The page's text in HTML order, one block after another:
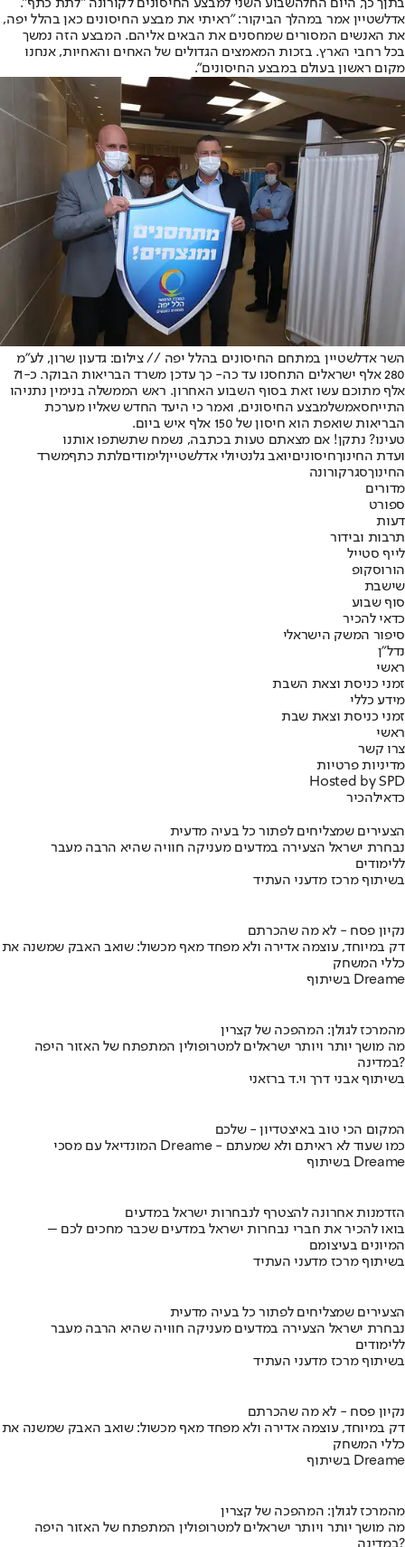
בתןך כך, היום החלהשבוע השני למבצע החיסונים לקורונה "לתת כתף".
אדלשטיין אמר במהלך הביקור: "ראיתי את מבצע החיסונים כאן בהלל יפה,
את האנשים המסורים שמחסנים את הבאים אליהם. המבצע הזה נמשך
בכל רחבי הארץ. בזכות המאמצים הגדולים של האחים והאחיות, אנחנו
מקום ראשון בעולם במבצע החיסונים".
השר אדלשטיין במתחם החיסונים בהלל יפה // צילום: גדעון שרון, לע"מ
280 אלף ישראלים התחסנו עד כה
- כך עדכן משרד הבריאות הבוקר. כ-71
אלף מתוכם עשו זאת בסוף השבוע האחרון. ראש הממשלה בנימין נתניהו
התייחסאמשלמבצע החיסונים, ואמר כי היעד החדש שאליו מערכת
הבריאות שואפת הוא חיסון של 150 אלף איש ביום.
טעינו? נתקן! אם מצאתם טעות בכתבה, נשמח שתשתפו אותנו
ועדת החינוךחיסוניםיואב גלנטיולי אדלשטייןלימודיםלתת כתףמשרד
החינוךסגרקורונה
מדורים
ספורט
דעות
תרבות ובידור
לייף סטייל
הורוסקופ
שישבת
סוף שבוע
כדאי להכיר
סיפור המשק הישראלי
נדל"ן
ראשי
זמני כניסת וצאת השבת
מידע כללי
זמני כניסת וצאת שבת
ראשי
צרו קשר
מדיניות פרטיות
Hosted by SPD
כדאילהכיר
הצעירים שמצליחים לפתור כל בעיה מדעית
נבחרת ישראל הצעירה במדעים מעניקה חוויה שהיא הרבה מעבר
ללימודים
בשיתוף מרכז מדעני העתיד
נקיון פסח - לא מה שהכרתם
דק במיוחד, עוצמה אדירה ולא מפחד מאף מכשול: שואב האבק שמשנה את
כללי המשחק
בשיתוף Dreame
מהמרכז לגולן: המהפכה של קצרין
מה מושך יותר ויותר ישראלים למטרופולין המתפתח של האזור היפה
במדינה?
בשיתוף אבני דרך וי.ד ברזאני
המקום הכי טוב באיצטדיון - שלכם
המונדיאל עם מסכי Dreame - כמו שעוד לא ראיתם ולא שמעתם
בשיתוף Dreame
הזדמנות אחרונה להצטרף לנבחרות ישראל במדעים
בואו להכיר את חברי נבחרות ישראל במדעים שכבר מחכים לכם –
המיונים בעיצומם
בשיתוף מרכז מדעני העתיד
הצעירים שמצליחים לפתור כל בעיה מדעית
נבחרת ישראל הצעירה במדעים מעניקה חוויה שהיא הרבה מעבר
ללימודים
בשיתוף מרכז מדעני העתיד
נקיון פסח - לא מה שהכרתם
דק במיוחד, עוצמה אדירה ולא מפחד מאף מכשול: שואב האבק שמשנה את
כללי המשחק
בשיתוף Dreame
מהמרכז לגולן: המהפכה של קצרין
מה מושך יותר ויותר ישראלים למטרופולין המתפתח של האזור היפה